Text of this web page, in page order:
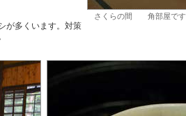
さくらの間 角部屋です
が多くいます。対策